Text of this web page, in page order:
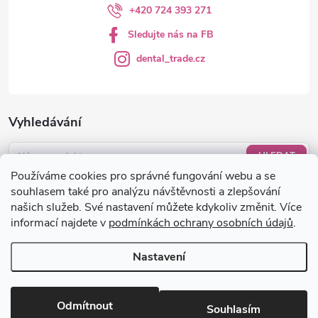
Používáme cookies pro správné fungování webu a se
souhlasem také pro analýzu návštěvnosti a zlepšování
našich služeb. Své nastavení můžete kdykoliv změnit. Více
informací najdete v podmínkách ochrany osobních údajů.
Nastavení
Odmítnout Souhlasím
Vyhledávání
HLEDAT
Nákupní košík
0KS /0 KČ
+420 724 393 271
Sledujte nás na FB
dental_trade.cz
Copyright 2026dental-trade.cz. Všechna práva vyhrazena.Upravit
nastavení cookies